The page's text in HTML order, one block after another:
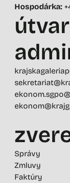
Hospodárka:
Správy
Zmluvy
Faktúry